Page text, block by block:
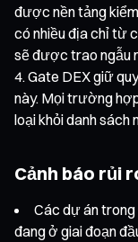
được nền tảng
có nhiều địa chỉ từ
sẽ được trao ngẫu
Gate DEX giữ
này. Mọi trường
loại khỏi danh sách
Cảnh báo rủi
Các dự án
đang ở giai đoạn